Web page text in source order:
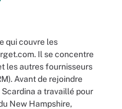
qui couvre les
Il se concentre
les autres fournisseurs
Avant de rejoindre
Scardina a travaillé pour
New Hampshire,